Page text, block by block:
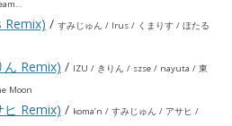
Remix) / すみじゅん / Irus / くまりす / ほたる
ん Remix) / IZU / きりん / szse / nayuta / 東
Moon
ヒ Remix) / koma’n / すみじゅん / アサヒ /